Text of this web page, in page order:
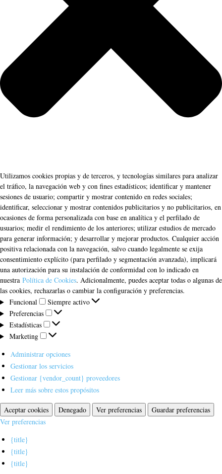
Utilizamos cookies propias y de terceros, y tecnologías similares para analizar
el tráfico, la navegación web y con fines estadísticos; identificar y mantener
sesiones de usuario; compartir y mostrar contenido en redes sociales;
identificar, seleccionar y mostrar contenidos publicitarios y no publicitarios, en
ocasiones de forma personalizada con base en analítica y el perfilado de
usuarios; medir el rendimiento de los anteriores; utilizar estudios de mercado
para generar información; y desarrollar y mejorar productos. Cualquier acción
positiva relacionada con la navegación, salvo cuando legalmente se exija
consentimiento explícito (para perfilado y segmentación avanzada), implicará
una autorización para su instalación de conformidad con lo indicado en
nuestra Política de Cookies. Adicionalmente, puedes aceptar todas o algunas de
las cookies, rechazarlas o cambiar la configuración y preferencias.
Funcional
Funcional
Siempre activo
Preferencias
Preferencias
Estadísticas
Estadísticas
Marketing
Marketing
Administrar opciones
Gestionar los servicios
Gestionar {vendor_count} proveedores
Leer más sobre estos propósitos
Aceptar cookies Denegado Ver preferencias
Guardar preferencias
Ver preferencias
{title}
{title}
{title}